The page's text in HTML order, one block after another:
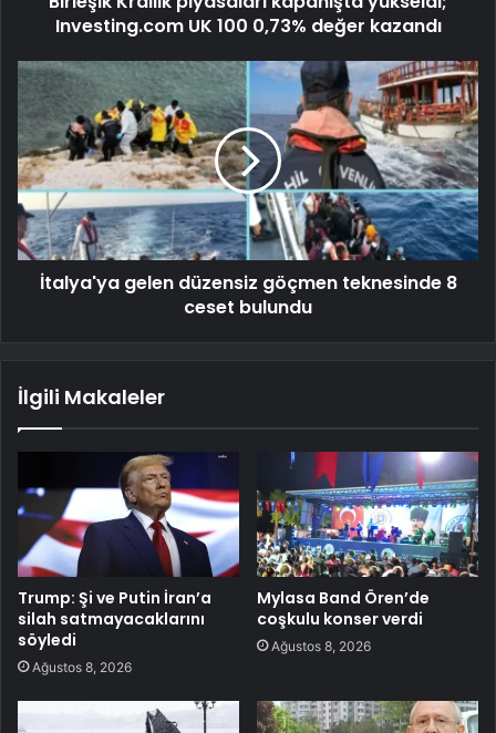
Investing.com UK 100 0,73% değer kazandı
İtalya'ya gelen düzensiz göçmen teknesinde 8
ceset bulundu
İlgili Makaleler
Trump: Şi ve Putin İran’a
silah satmayacaklarını
söyledi
Ağustos 8, 2026
Mylasa Band Ören’de
coşkulu konser verdi
Ağustos 8, 2026